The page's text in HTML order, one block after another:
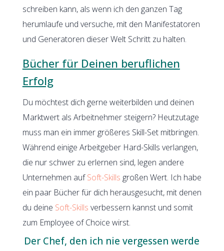
schreiben kann, als wenn ich den ganzen Tag
herumlaufe und versuche, mit den Manifestatoren
und Generatoren dieser Welt Schritt zu halten.
Bücher für Deinen beruflichen
Erfolg
Du möchtest dich gerne weiterbilden und deinen
Marktwert als Arbeitnehmer steigern? Heutzutage
muss man ein immer größeres Skill-Set mitbringen.
Während einige Arbeitgeber Hard-Skills verlangen,
die nur schwer zu erlernen sind, legen andere
Unternehmen aufSoft-Skills großen Wert. Ich habe
ein paar Bücher für dich herausgesucht, mit denen
du deine Soft-Skills verbessern kannst und somit
zum Employee of Choice wirst.
Der Chef, den ich nie vergessen werde